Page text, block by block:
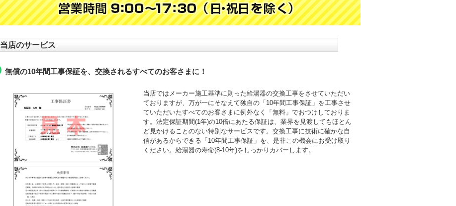
当店のサービス
無償の10年間工事保証を、交換されるすべてのお客さまに！
当店ではメーカー施工基準に則った給湯器の交換工事をさせていただい
ておりますが、万が一にそなえて独自の「10年間工事保証」を工事させ
ていただいたすべてのお客さまに例外なく「無料」でおつけしておりま
す。法定保証期間(1年)の10倍にあたる保証は、業界を見渡してもほとん
ど見かけることのない特別なサービスです。交換工事に技術に確かな自
信があるからできる「10年間工事保証」を、是非この機会にお受け取り
ください。給湯器の寿命(8-10年)をしっかりカバーします。